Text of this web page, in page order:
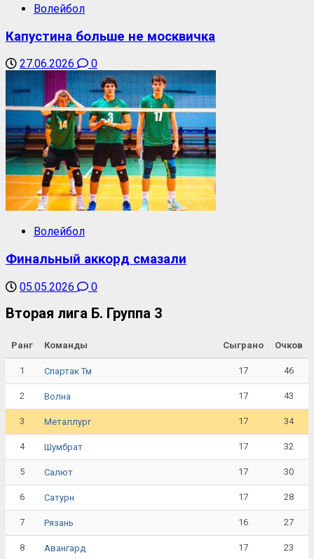
Волейбол
Капустина больше не москвичка
27.06.2026 0
Волейбол
Финальный аккорд смазали
05.05.2026 0
Вторая лига Б. Группа 3
Ранг Команды Сыграно Очков
1 Спартак Тм 17 46
2 Волна 17 43
3 Металлург 17 34
4 Шумбрат 17 32
5 Салют 17 30
6 Сатурн 17 28
7 Рязань 16 27
8 Авангард 17 23